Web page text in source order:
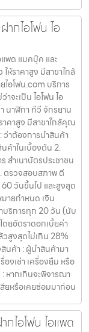
กไอโฟน ไอ
พด แมคบุ๊ค และ
ให้ราคาสูง มีสาขาใกล้
อโฟน.com บริการ
จะเป็น ไอโฟน ไอ
นาฬิกา ทีวี จักรยาน
ราคาสูง มีสาขาใกล้คุณ
ว่าต้องการนำสินค้า
ค้าในเบื้องต้น 2.
สำเนาบัตรประชาชน
ตรวจสอบสภาพ ตี
60 วันขึ้นไป และสูงสุด
ายกำหนด เงิน
บริการทุก 20 วัน (นับ
ยอัตราดอกเบี้ยค่า
วสูงสุดไม่เกิน 28%
นค้า : ผู้นำสินค้ามา
องเช่า เครื่องยืม หรือ
หากเกินจะพิจารณา
ยหรือเคยซ่อมมาก่อน
ไอโฟน ไอแพด